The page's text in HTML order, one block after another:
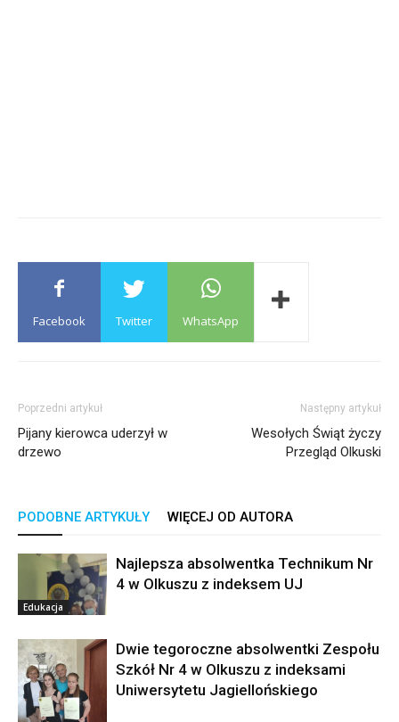
Facebook Twitter WhatsApp
Poprzedni artykuł
Pijany kierowca uderzył w
drzewo
Następny artykuł
Wesołych Świąt życzy
Przegląd Olkuski
PODOBNE ARTYKUŁY WIĘCEJ OD AUTORA
Edukacja
Najlepsza absolwentka Technikum Nr
4 w Olkuszu z indeksem UJ
Dwie tegoroczne absolwentki Zespołu
Szkół Nr 4 w Olkuszu z indeksami
Uniwersytetu Jagiellońskiego